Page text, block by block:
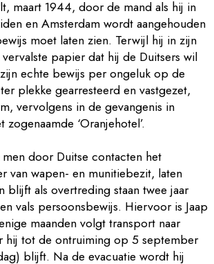
maart 1944, door de mand als hij in
en Amsterdam wordt aangehouden
moet laten zien. Terwijl hij in zijn
papier dat hij de Duitsers wil
echte bewijs per ongeluk op de
plekke gearresteerd en vastgezet,
vervolgens in de gevangenis in
‘Oranjehotel’.
door Duitse contacten het
van wapen- en munitiebezit, laten
blijft als overtreding staan twee jaar
vals persoonsbewijs. Hiervoor is Jaap
maanden volgt transport naar
hij tot de ontruiming op 5 september
blijft. Na de evacuatie wordt hij